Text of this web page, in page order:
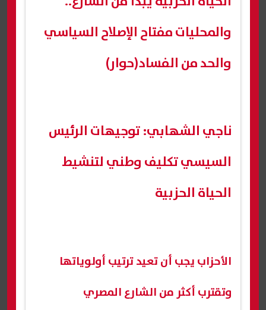
والمحليات مفتاح الإصلاح السياسي
والحد من الفساد(حوار)
ناجي الشهابي: توجيهات الرئيس
السيسي تكليف وطني لتنشيط
الحياة الحزبية
الأحزاب يجب أن تعيد ترتيب أولوياتها
وتقترب أكثر من الشارع المصري